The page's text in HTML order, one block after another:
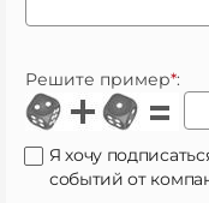
Решите пример*:
Я хочу
событий от